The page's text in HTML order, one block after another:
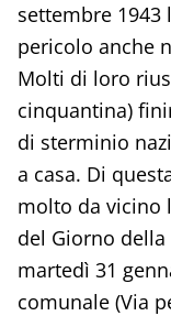
settembre 1943
pericolo anche
Molti di loro
cinquantina)
di sterminio
a casa. Di
molto da vicino
del Giorno
martedì 31
comunale (Via